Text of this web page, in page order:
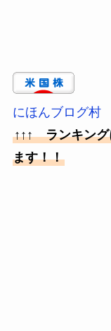
にほんブログ村
↑↑↑ ランキング
ます！！